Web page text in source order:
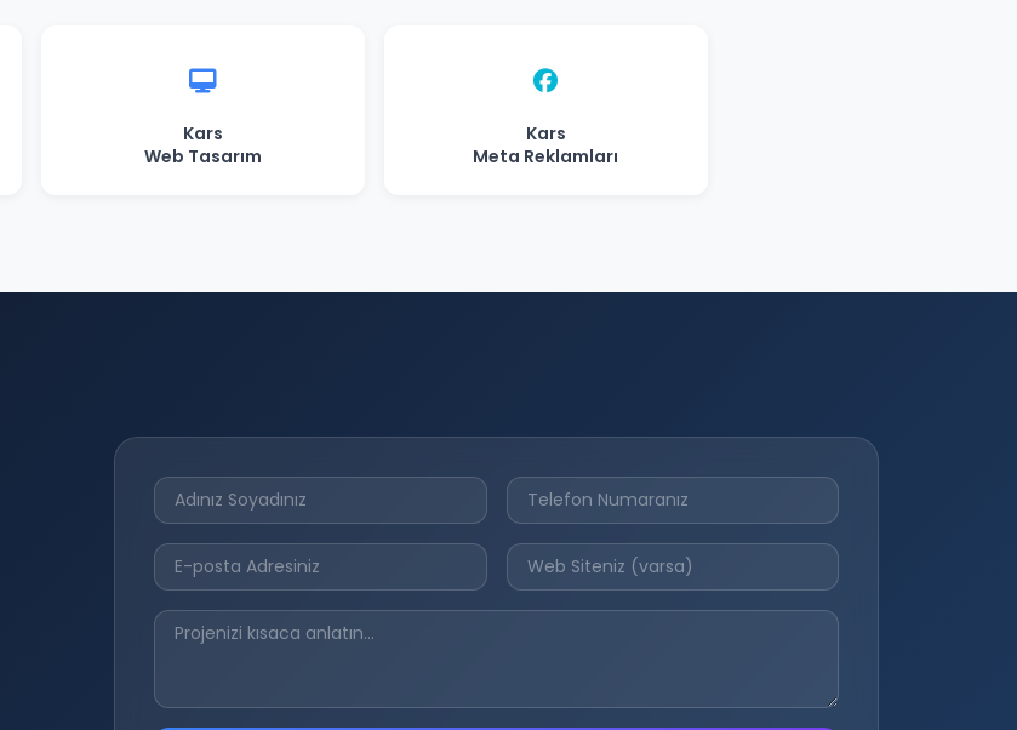
Kars
Web Tasarım
Kars
Meta Reklamları